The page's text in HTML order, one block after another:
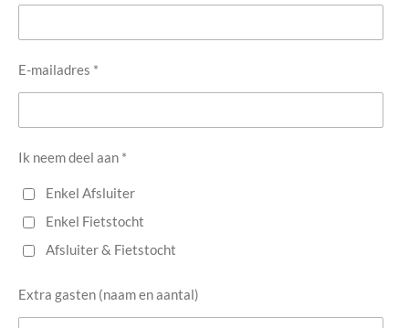
E-mailadres *
Ik neem deel aan *
Enkel Afsluiter
Enkel Fietstocht
Afsluiter & Fietstocht
Extra gasten (naam en aantal)